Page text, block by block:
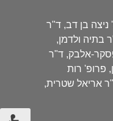
ניצה בן דב, ד"ר
בתיה ולדמן,
אלבק, ד"ר
פרופ' רות
אריאל שטרית,